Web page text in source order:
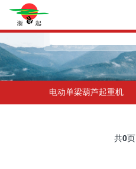
电动单梁葫芦起重机
共0页